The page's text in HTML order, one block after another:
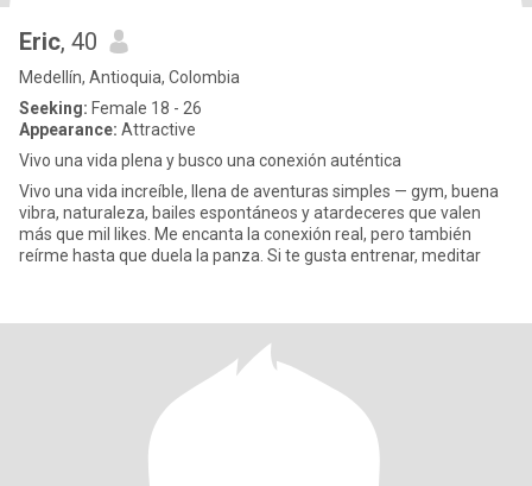
Eric, 40
Medellín, Antioquia, Colombia
Seeking: Female 18 - 26
Appearance: Attractive
Vivo una vida plena y busco una conexión auténtica
Vivo una vida increíble, llena de aventuras simples — gym, buena
vibra, naturaleza, bailes espontáneos y atardeceres que valen
más que mil likes. Me encanta la conexión real, pero también
reírme hasta que duela la panza. Si te gusta entrenar, meditar